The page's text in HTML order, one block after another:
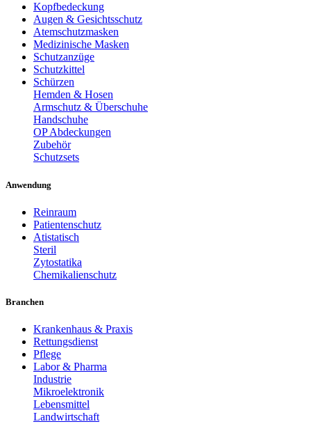
Kopfbedeckung
Augen & Gesichtsschutz
Atemschutzmasken
Medizinische Masken
Schutzanzüge
Schutzkittel
Schürzen
Hemden & Hosen
Armschutz & Überschuhe
Handschuhe
OP Abdeckungen
Zubehör
Schutzsets
Anwendung
Reinraum
Patientenschutz
Atistatisch
Steril
Zytostatika
Chemikalienschutz
Branchen
Krankenhaus & Praxis
Rettungsdienst
Pflege
Labor & Pharma
Industrie
Mikroelektronik
Lebensmittel
Landwirtschaft